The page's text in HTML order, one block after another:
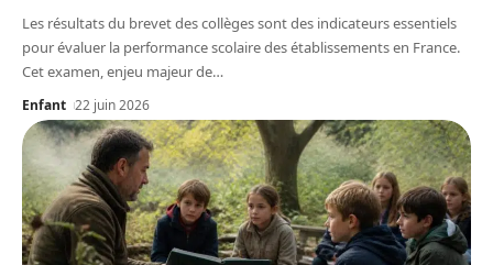
Les résultats du brevet des collèges sont des indicateurs essentiels
pour évaluer la performance scolaire des établissements en France.
Cet examen, enjeu majeur de…
Enfant 22 juin 2026